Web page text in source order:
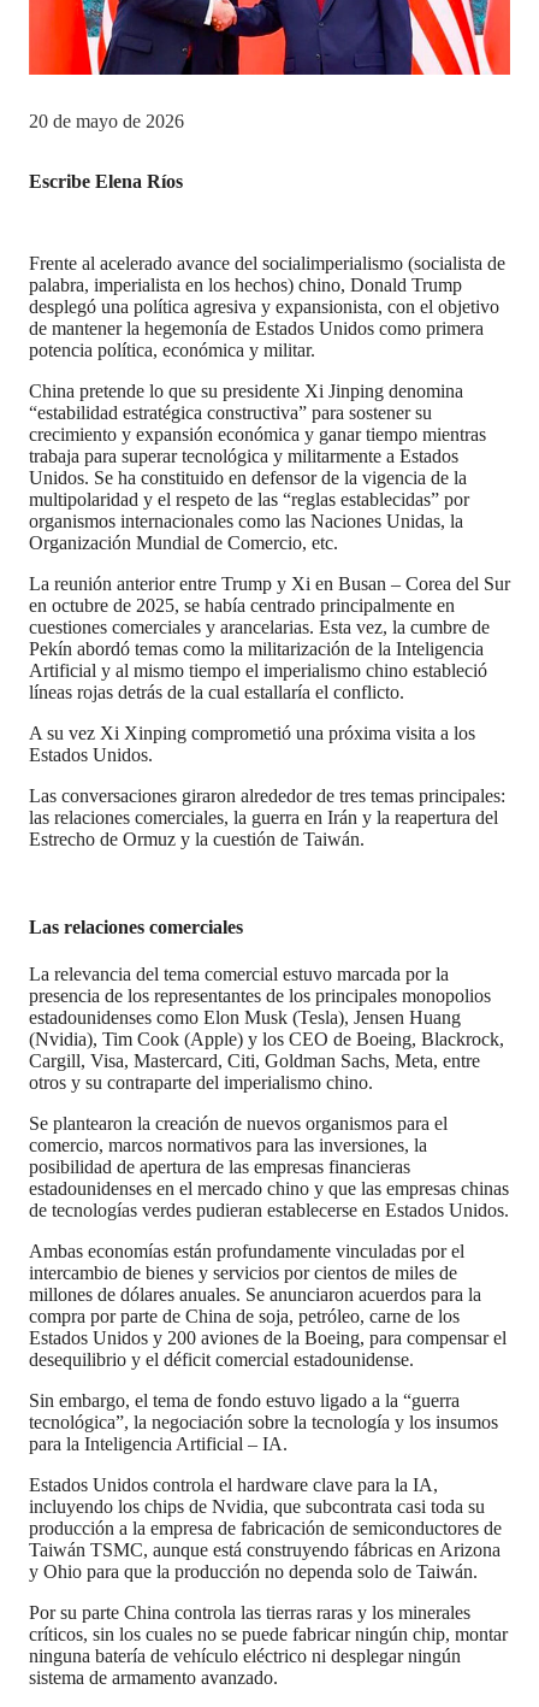
20 de mayo de 2026
Escribe Elena Ríos
Frente al acelerado avance del socialimperialismo (socialista de
palabra, imperialista en los hechos) chino, Donald Trump
desplegó una política agresiva y expansionista, con el objetivo
de mantener la hegemonía de Estados Unidos como primera
potencia política, económica y militar.
China pretende lo que su presidente Xi Jinping denomina
“estabilidad estratégica constructiva” para sostener su
crecimiento y expansión económica y ganar tiempo mientras
trabaja para superar tecnológica y militarmente a Estados
Unidos. Se ha constituido en defensor de la vigencia de la
multipolaridad y el respeto de las “reglas establecidas” por
organismos internacionales como las Naciones Unidas, la
Organización Mundial de Comercio, etc.
La reunión anterior entre Trump y Xi en Busan – Corea del Sur
en octubre de 2025, se había centrado principalmente en
cuestiones comerciales y arancelarias. Esta vez, la cumbre de
Pekín abordó temas como la militarización de la Inteligencia
Artificial y al mismo tiempo el imperialismo chino estableció
líneas rojas detrás de la cual estallaría el conflicto.
A su vez Xi Xinping comprometió una próxima visita a los
Estados Unidos.
Las conversaciones giraron alrededor de tres temas principales:
las relaciones comerciales, la guerra en Irán y la reapertura del
Estrecho de Ormuz y la cuestión de Taiwán.
Las relaciones comerciales
La relevancia del tema comercial estuvo marcada por la
presencia de los representantes de los principales monopolios
estadounidenses como Elon Musk (Tesla), Jensen Huang
(Nvidia), Tim Cook (Apple) y los CEO de Boeing, Blackrock,
Cargill, Visa, Mastercard, Citi, Goldman Sachs, Meta, entre
otros y su contraparte del imperialismo chino.
Se plantearon la creación de nuevos organismos para el
comercio, marcos normativos para las inversiones, la
posibilidad de apertura de las empresas financieras
estadounidenses en el mercado chino y que las empresas chinas
de tecnologías verdes pudieran establecerse en Estados Unidos.
Ambas economías están profundamente vinculadas por el
intercambio de bienes y servicios por cientos de miles de
millones de dólares anuales. Se anunciaron acuerdos para la
compra por parte de China de soja, petróleo, carne de los
Estados Unidos y 200 aviones de la Boeing, para compensar el
desequilibrio y el déficit comercial estadounidense.
Sin embargo, el tema de fondo estuvo ligado a la “guerra
tecnológica”, la negociación sobre la tecnología y los insumos
para la Inteligencia Artificial – IA.
Estados Unidos controla el hardware clave para la IA,
incluyendo los chips de Nvidia, que subcontrata casi toda su
producción a la empresa de fabricación de semiconductores de
Taiwán TSMC, aunque está construyendo fábricas en Arizona
y Ohio para que la producción no dependa solo de Taiwán.
Por su parte China controla las tierras raras y los minerales
críticos, sin los cuales no se puede fabricar ningún chip, montar
ninguna batería de vehículo eléctrico ni desplegar ningún
sistema de armamento avanzado.